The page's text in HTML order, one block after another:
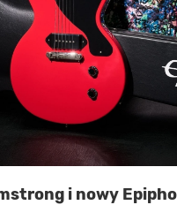
i nowy